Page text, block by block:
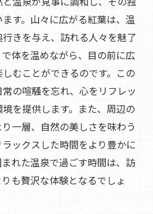
す。山々に広がる紅葉は、温
きを与え、訪れる人々を魅了
体を温めながら、目の前に広
むことができるのです。この
の喧騒を忘れ、心をリフレッ
を提供します。また、周辺の
一層、自然の美しさを味わう
ックスした時間をより豊かに
れた温泉で過ごす時間は、訪
も贅沢な体験となるでしょ